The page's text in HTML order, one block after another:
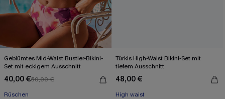
Geblümtes Mid-Waist Bustier-Bikini-
Set mit eckigem Ausschnitt
40,00 €50,00 €
Rüschen
Türkis High-Waist Bikini-Set mit
tiefem Ausschnitt
48,00 €
High waist